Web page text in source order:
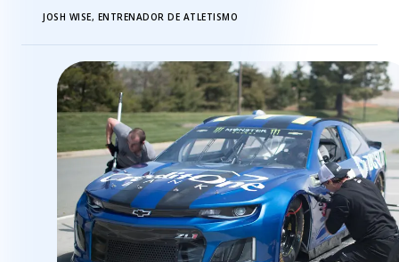
JOSH WISE, ENTRENADOR DE ATLETISMO